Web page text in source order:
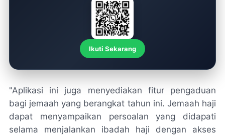
Ikuti Sekarang
"Aplikasi ini juga menyediakan fitur pengaduan
bagi jemaah yang berangkat tahun ini. Jemaah haji
dapat menyampaikan persoalan yang didapati
selama menjalankan ibadah haji dengan akses